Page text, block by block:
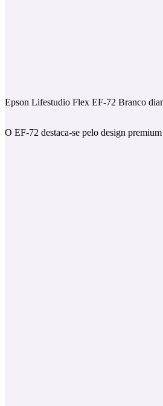
Epson Lifestudio Flex EF-72 Branco
O EF-72 destaca-se pelo design